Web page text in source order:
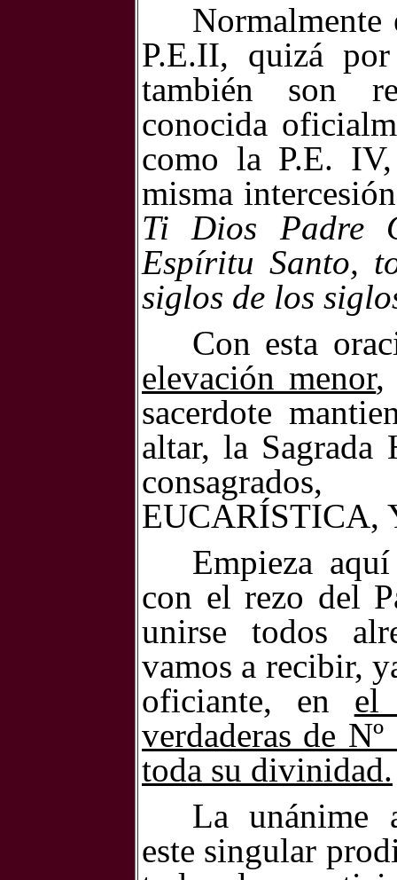
Normalmente
P.E.II, quizá
también son
conocida
como la P.E.
misma
Ti Dios Padre
Espíritu Santo,
siglos de los
Con esta
elevación menor,
sacerdote
altar, la
EUCARÍSTICA,
Empieza
con el rezo del
unirse todos
vamos a recibir,
oficiante, en el
verdaderas de
toda su divinidad.
La unánime
este singular